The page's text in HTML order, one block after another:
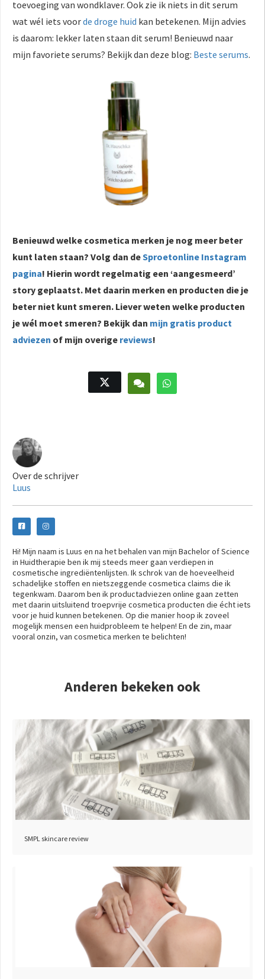
toevoeging van wondklaver. Ook zie ik niets in dit serum
wat wél iets voorde droge huid kan betekenen. Mijn advies
is daarom: lekker laten staan dit serum! Benieuwd naar
mijn favoriete serums? Bekijk dan deze blog: Beste serums.
Benieuwd welke cosmetica merken je nog meer beter
kunt laten staan? Volg dan deSproetonline Instagram
pagina! Hierin wordt regelmatig een ‘aangesmeerd’
story geplaatst. Met daarin merken en producten die je
beter niet kunt smeren. Liever weten welke producten
je wél moet smeren? Bekijk dan mijn gratis product
adviezen of mijn overige reviews!
Over de schrijver
Luus
Hi! Mijn naam is Luus en na het behalen van mijn Bachelor of Science
in Huidtherapie ben ik mij steeds meer gaan verdiepen in
cosmetische ingrediëntenlijsten. Ik schrok van de hoeveelheid
schadelijke stoffen en nietszeggende cosmetica claims die ik
tegenkwam. Daarom ben ik productadviezen online gaan zetten
met daarin uitsluitend troepvrije cosmetica producten die écht iets
voor je huid kunnen betekenen. Op die manier hoop ik zoveel
mogelijk mensen een huidprobleem te helpen! En de zin, maar
vooral onzin, van cosmetica merken te belichten!
Anderen bekeken ook
SMPL skincare review